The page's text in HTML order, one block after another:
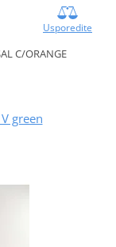
Usporedite
C/ORANGE
green